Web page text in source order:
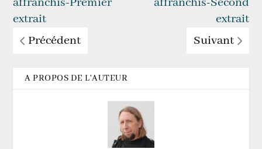
extrait
Précédent
extrait
Suivant
A PROPOS DE L'AUTEUR